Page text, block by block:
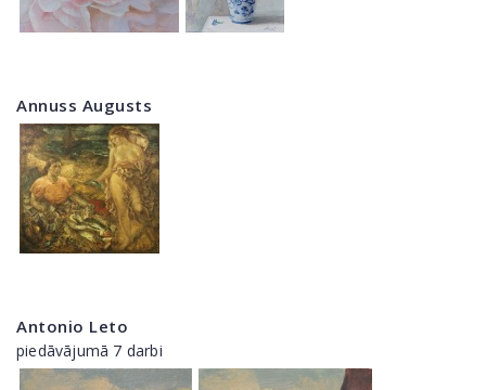
Annuss Augusts
Antonio Leto
piedāvājumā 7 darbi